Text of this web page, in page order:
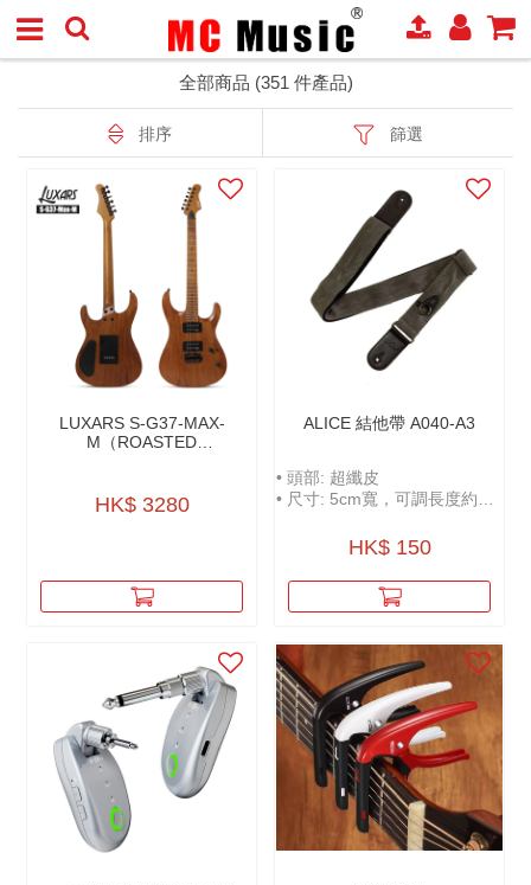
全部商品 (351 件產品)
排序 篩選
LUXARS S-G37-MAX-
M（ROASTED
SYSTEM ELECTRIC
GUITARR）烤桃花心木24
HK$ 3280
ALICE 結他帶 A040-A3
• 頭部: 超纖皮
• 尺寸: 5cm寬，可調長度約
• 可放置拨片
• 附贈拨片Pick
HK$ 150